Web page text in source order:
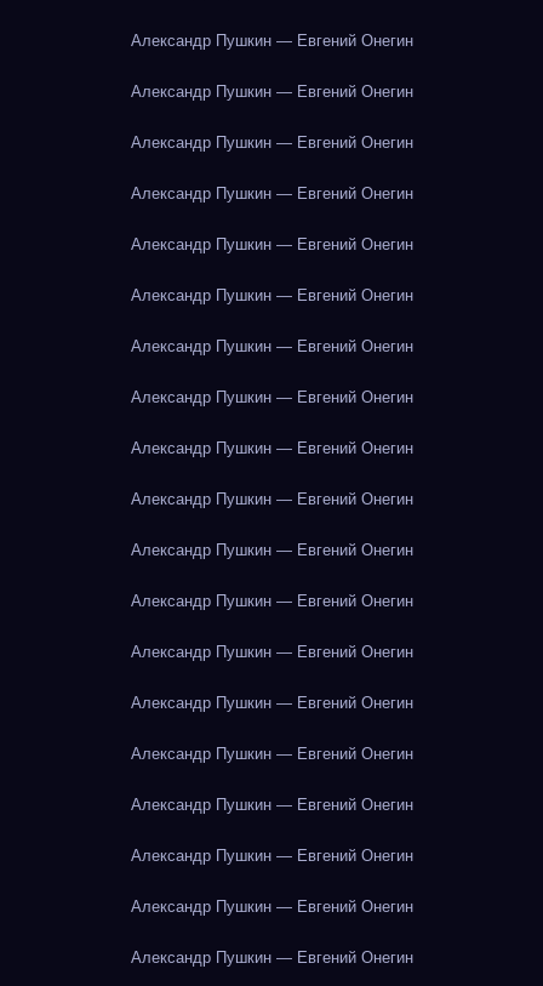
Александр Пушкин — Евгений Онегин
Александр Пушкин — Евгений Онегин
Александр Пушкин — Евгений Онегин
Александр Пушкин — Евгений Онегин
Александр Пушкин — Евгений Онегин
Александр Пушкин — Евгений Онегин
Александр Пушкин — Евгений Онегин
Александр Пушкин — Евгений Онегин
Александр Пушкин — Евгений Онегин
Александр Пушкин — Евгений Онегин
Александр Пушкин — Евгений Онегин
Александр Пушкин — Евгений Онегин
Александр Пушкин — Евгений Онегин
Александр Пушкин — Евгений Онегин
Александр Пушкин — Евгений Онегин
Александр Пушкин — Евгений Онегин
Александр Пушкин — Евгений Онегин
Александр Пушкин — Евгений Онегин
Александр Пушкин — Евгений Онегин